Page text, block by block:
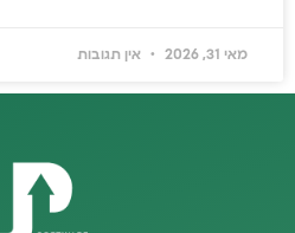
מאי 31, 2026 אין תגובות